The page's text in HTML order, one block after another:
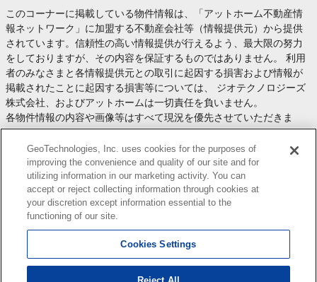
このコーナーに掲載している物件情報は、「アットホーム不動産情
報ネットワーク」に加盟する不動産会社等（情報提供元）から提供
されています。信頼性の高い情報提供が行えるよう、最大限の努力
をしておりますが、その内容を保証するものではありません。 利用
者のみなさまと各情報提供元との取引に起因する損害および情報が
掲載されたことに起因する損害等については、 ジオテクノロジーズ
株式会社、およびアットホームは一切責任を負いません。
各物件情報の内容や画像等はすべて現況を優先させていただきま
す。
お取引等（お取引の準備、資金調達等を含みます）の際には、内容
や契約条件等について、 各情報提供元より十分な説明を受け、ご自
身でご確認の上、判断してください。
このコーナーへの物件情報のご掲載、その他不動産業務ソリューシ
ョン等についての不動産会社様のお問合せはこちら
します。
GeoTechnologies, Inc. uses cookies for the purposes of
improving the convenience and quality of our site and for
utilizing information in our marketing activity. You can
accept or reject collecting information through cookies at
your discretion except information essential to the
functioning of our site.
Cookies Settings